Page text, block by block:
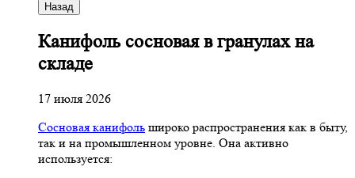
Назад
Канифоль сосновая в гранулах на
складе
17 июля 2026
Сосновая канифоль широко распространения как в быту,
так и на промышленном уровне. Она активно
используется: